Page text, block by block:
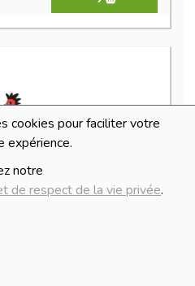
cookies pour faciliter votre
expérience.
notre
de respect de la vie privée.